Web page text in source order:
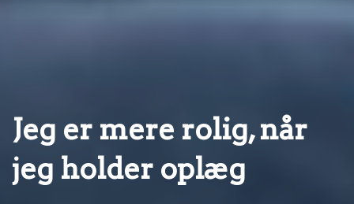
Jeg er mere rolig, når
jeg holder oplæg